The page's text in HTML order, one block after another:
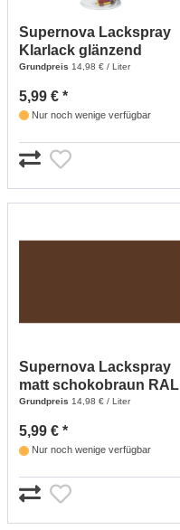
Supernova Lackspray
Klarlack glänzend
farblos - 400 ml
Grundpreis 14,98 € / Liter
5,99 € *
Nur noch wenige verfügbar
Supernova Lackspray
matt schokobraun RAL
8017 - 400 ml
Grundpreis 14,98 € / Liter
5,99 € *
Nur noch wenige verfügbar